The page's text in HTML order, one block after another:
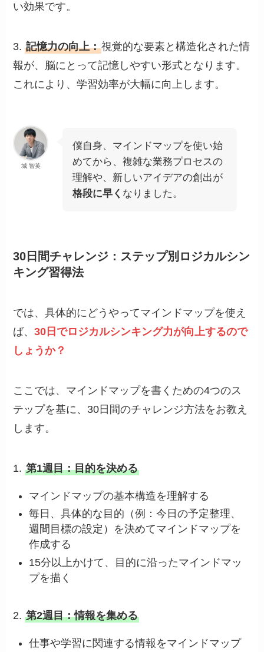
い効果です。
3.記憶力の向上：視覚的な要素と構造化された情
報が、脳にとって記憶しやすい形式となります。
これにより、学習効率が大幅に向上します。
城 智英
僕自身、マインドマップを使い始
めてから、複雑な業務プロセスの
理解や、新しいアイデアの創出が
格段に早く なりました。
30日間チャレンジ：ステップ別ロジカルシン
キング習得法
では、具体的にどうやってマインドマップを使え
ば、30日でロジカルシンキング力が向上するので
しょうか？
ここでは、マインドマップを書くための4つのス
テップを基に、30日間のチャレンジ方法をお教え
します。
1.第1週目：目的を決める
マインドマップの基本構造を理解する
毎日、具体的な目的（例：今日の予定整理、
週間目標の設定）を決めてマインドマップを
作成する
15分以上かけて、目的に沿ったマインドマッ
プを描く
2.第2週目：情報を集める
仕事や学習に関連する情報をマインドマップ